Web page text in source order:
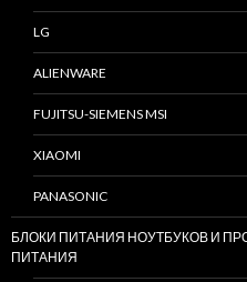
LG
ALIENWARE
FUJITSU-SIEMENS MSI
XIAOMI
PANASONIC
БЛОКИ ПИТАНИЯ НОУТБУКОВ И
ПИТАНИЯ